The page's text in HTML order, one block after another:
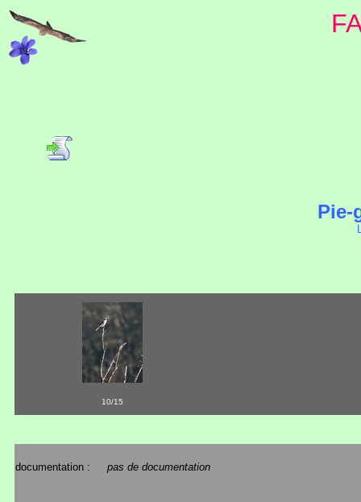
Pie-
10/15
documentation : pas de documentation